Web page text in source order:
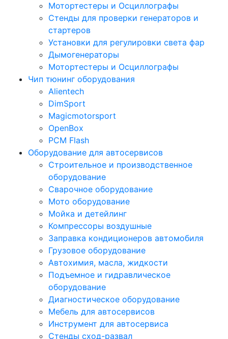
Мотортестеры и Осциллографы
Стенды для проверки генераторов и
стартеров
Установки для регулировки света фар
Дымогенераторы
Мотортестеры и Осциллографы
Чип тюнинг оборудования
Alientech
DimSport
Magicmotorsport
OpenBox
PCM Flash
Оборудование для автосервисов
Строительное и производственное
оборудование
Сварочное оборудование
Мото оборудование
Мойка и детейлинг
Компрессоры воздушные
Заправка кондиционеров автомобиля
Грузовое оборудование
Автохимия, масла, жидкости
Подъемное и гидравлическое
оборудование
Диагностическое оборудование
Мебель для автосервисов
Инструмент для автосервиса
Стенды сход-развал